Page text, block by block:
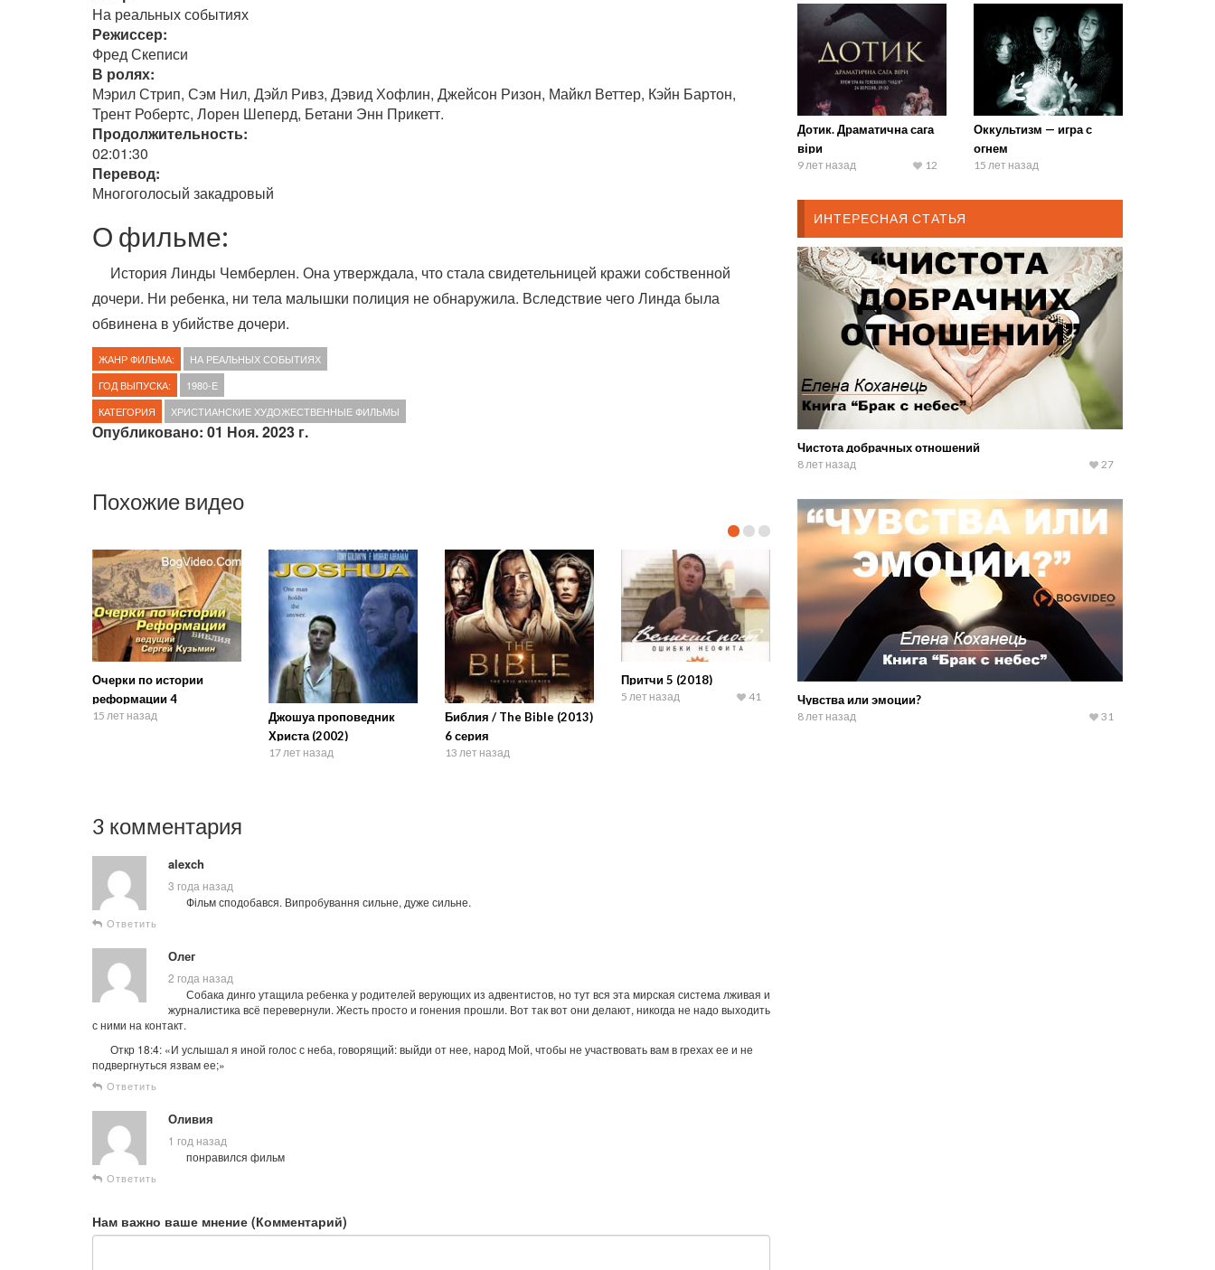
На реальных событиях
Режиссер:
Фред Скеписи
В ролях:
Мэрил Стрип, Сэм Нил, Дэйл Ривз, Дэвид Хофлин, Джейсон Ризон, Майкл Веттер, Кэйн Бартон,
Трент Робертс, Лорен Шеперд, Бетани Энн Прикетт.
Продолжительность:
02:01:30
Перевод:
Многоголосый закадровый
О фильме:
История Линды Чемберлен. Она утверждала, что стала свидетельницей кражи собственной
дочери. Ни ребенка, ни тела малышки полиция не обнаружила. Вследствие чего Линда была
обвинена в убийстве дочери.
ЖАНР ФИЛЬМА:
НА РЕАЛЬНЫХ СОБЫТИЯХ
ГОД ВЫПУСКА:
1980-E
КАТЕГОРИЯ
ХРИСТИАНСКИЕ ХУДОЖЕСТВЕННЫЕ ФИЛЬМЫ
Опубликовано: 01 Ноя. 2023 г.
Похожие видео
Очерки по истории
реформации 4
15 лет назад
Джошуа проповедник
Христа (2002)
17 лет назад
Библия / The Bible (2013)
6 серия
13 лет назад
Притчи 5 (2018)
5 лет назад 41
3 комментария
alexch
3 года назад
Фільм сподобався. Випробування сильне, дуже сильне.
Ответить
Олег
2 года назад
Собака динго утащила ребенка у родителей верующих из адвентистов, но тут вся эта мирская система лживая и
журналистика всё перевернули. Жесть просто и гонения прошли. Вот так вот они делают, никогда не надо выходить
с ними на контакт.
Откр 18:4: «И услышал я иной голос с неба, говорящий: выйди от нее, народ Мой, чтобы не участвовать вам в грехах ее и не
подвергнуться язвам ее;»
Ответить
Оливия
1 год назад
понравился фильм
Ответить
Нам важно ваше мнение (Комментарий)
Дотик. Драматична сага
віри
9 лет назад 12
Оккультизм — игра с
огнем
15 лет назад
ИНТЕРЕСНАЯ СТАТЬЯ
Чистота добрачных отношений
8 лет назад 27
Чувства или эмоции?
8 лет назад 31